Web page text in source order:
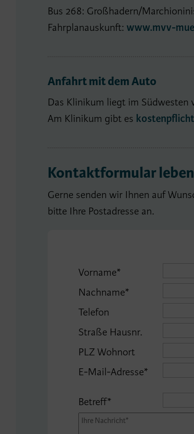
Bus 268: Großhadern/
Fahrplanauskunft: www.mvv-
Anfahrt mit dem Auto
Das Klinikum liegt im
Am Klinikum gibt es
Kontaktformular
Gerne senden wir Ihnen auf
bitte Ihre Postadresse an.
Vorname*
Nachname*
Telefon
Straße Hausnr.
PLZ Wohnort
E-Mail-Adresse*
Betreff*